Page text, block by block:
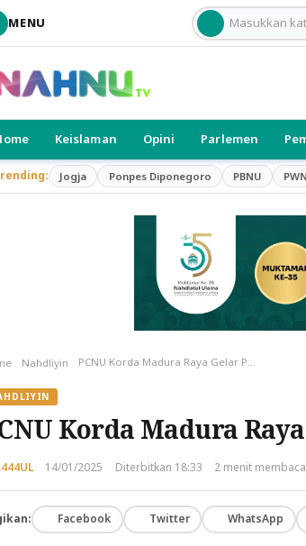
MENU
Keislaman Opini Parlemen
Jogja Ponpes Diponegoro PBNU
Nahdliyin PCNU Korda Madura Raya Gelar PMK NU
Korda Madura
14/01/2025 Diterbitkan 18:33 2 menit membaca
Facebook Twitter WhatsApp